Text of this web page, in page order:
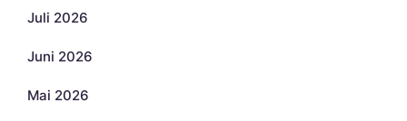
Juli 2026
Juni 2026
Mai 2026